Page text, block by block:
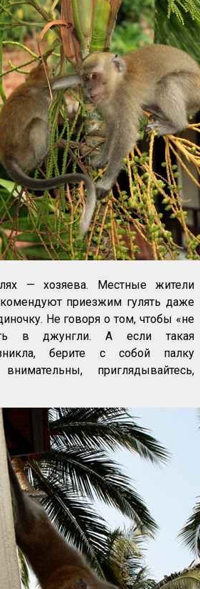
— хозяева. Местные жители
приезжим гулять даже
Не говоря о том, чтобы «не
в джунгли. А если такая
берите с собой палку
приглядывайтесь,